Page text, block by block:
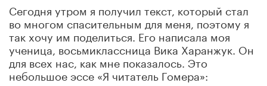
Сегодня утром я получил текст, который стал
во многом спасительным для меня, поэтому я
так хочу им поделиться. Его написала моя
ученица, восьмиклассница Вика Харанжук. Он
для всех нас, как мне показалось. Это
небольшое эссе «Я читатель Гомера»: